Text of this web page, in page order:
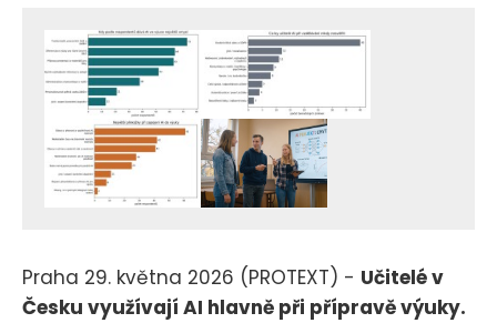
Praha 29. května 2026 (PROTEXT) - Učitelé v
Česku využívají AI hlavně při přípravě výuky.